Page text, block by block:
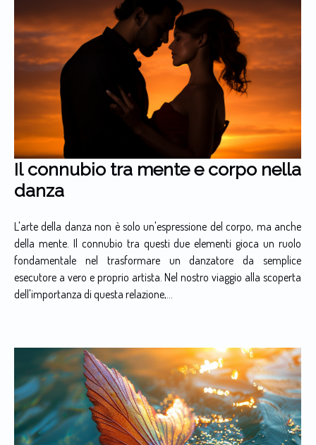
Il connubio tra mente e corpo nella
danza
L'arte della danza non è solo un'espressione del corpo, ma anche
della mente. Il connubio tra questi due elementi gioca un ruolo
fondamentale nel trasformare un danzatore da semplice
esecutore a vero e proprio artista. Nel nostro viaggio alla scoperta
dell'importanza di questa relazione,...